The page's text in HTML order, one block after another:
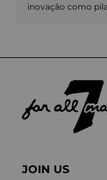
inovação como
JOIN US